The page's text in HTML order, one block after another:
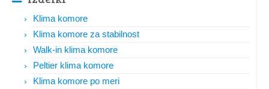
Klima komore
Klima komore za stabilnost
Walk-in klima komore
Peltier klima komore
Klima komore po meri